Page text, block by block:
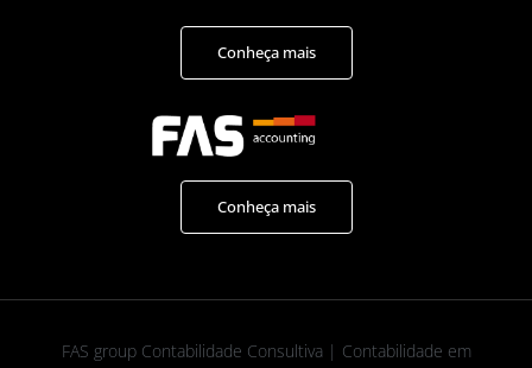
Conheça mais
Conheça mais
FAS group Contabilidade Consultiva | Contabilidade em